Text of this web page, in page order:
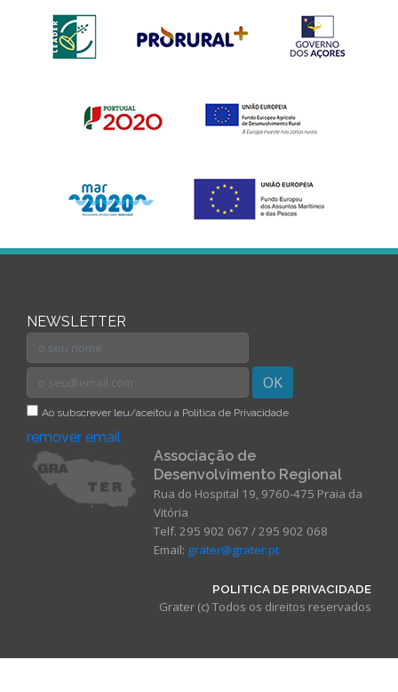
NEWSLETTER
OK
Ao subscrever leu/aceitou a Política de Privacidade
remover email
Associação de
Desenvolvimento Regional
Rua do Hospital 19, 9760-475 Praia da
Vitória
Telf. 295 902 067 / 295 902 068
Email: grater@grater.pt
POLITICA DE PRIVACIDADE
Grater (c) Todos os direitos reservados